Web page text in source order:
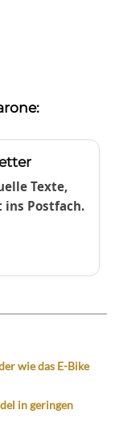
Texte,
Postfach.
wie das E-Bike
in geringen